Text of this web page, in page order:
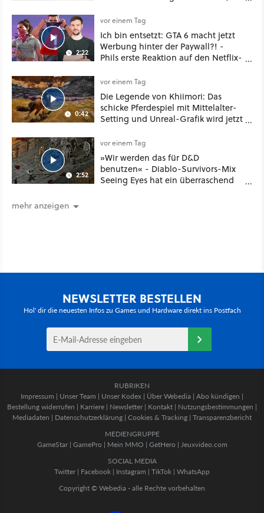
2:22
vor einem Tag
Ich bin entsetzt: GTA 6 macht jetzt
Werbung hinter der Paywall?! -
Phils erste Reaktion auf den Netflix-
0:42
vor einem Tag
Die Legende von Khiimori: Das
schicke Pferdespiel mit Mittelalter-
Setting und Unreal-Grafik wird jetzt
2:52
vor einem Tag
»Wir werden das für D&D
benutzen« - Diablo-Survivors-Mix
Seeing Eyes hat ein überraschend
mehr anzeigen
NEWSLETTER BESTELLEN
Hol' dir die neuesten Infos zu Games und Hardware direkt ins Postfach
RUBRIKEN
Impressum | Unser Team | Unser Kodex | Über Webedia | Abo kündigen |
Bestellung widerrufen | Karriere | Newsletter | Kontakt | Nutzungsbestimmungen |
Mediadaten | Datenschutzerklärung | Cookies & Tracking | Transparenzbericht
MEDIENGRUPPE
GameStar| GamePro | Mein MMO | GetHero | Jeuxvideo.com
SOCIAL MEDIA
Twitter | Facebook | Instagram | TikTok | WhatsApp
Copyright © Webedia - alle Rechte vorbehalten